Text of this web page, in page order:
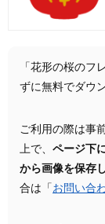
「花形の桜のフ
ずに無料でダウ
ご利用の際は事
上で、 ページ下
から画像を保存
合は「 お問い合